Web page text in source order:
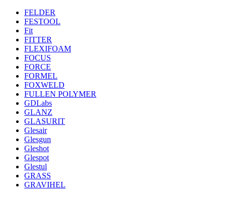
FELDER
FESTOOL
Fit
FITTER
FLEXIFOAM
FOCUS
FORCE
FORMEL
FOXWELD
FULLEN POLYMER
GDLabs
GLANZ
GLASURIT
Glesair
Glesgun
Gleshot
Glespot
Glestul
GRASS
GRAVIHEL